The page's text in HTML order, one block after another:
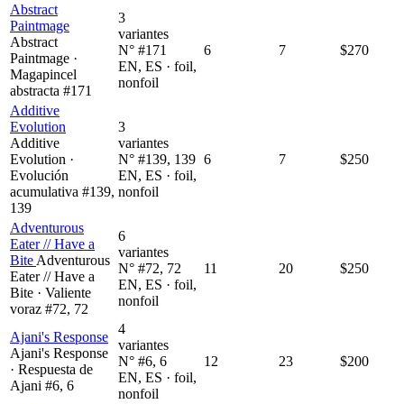
Abstract
Paintmage
Abstract
Paintmage ·
Magapincel
abstracta #171
3
variantes
N° #171
EN, ES · foil,
nonfoil
6 7 $270
Additive
Evolution
Additive
Evolution ·
Evolución
acumulativa #139,
139
3
variantes
N° #139, 139
EN, ES · foil,
nonfoil
6 7 $250
Adventurous
Eater // Have a
Bite Adventurous
Eater // Have a
Bite · Valiente
voraz #72, 72
6
variantes
N° #72, 72
EN, ES · foil,
nonfoil
11 20 $250
Ajani's Response
Ajani's Response
· Respuesta de
Ajani #6, 6
4
variantes
N° #6, 6
EN, ES · foil,
nonfoil
12 23 $200